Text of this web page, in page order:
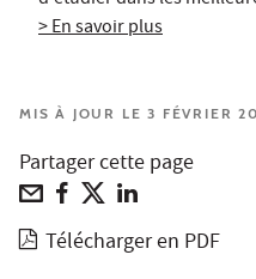
> En savoir plus
MIS À JOUR LE 3 FÉVRIER
Partager cette page
Télécharger en PDF